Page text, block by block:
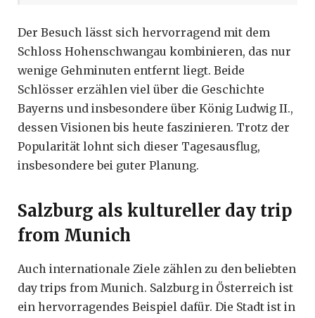
Der Besuch lässt sich hervorragend mit dem
Schloss Hohenschwangau kombinieren, das nur
wenige Gehminuten entfernt liegt. Beide
Schlösser erzählen viel über die Geschichte
Bayerns und insbesondere über König Ludwig II.,
dessen Visionen bis heute faszinieren. Trotz der
Popularität lohnt sich dieser Tagesausflug,
insbesondere bei guter Planung.
Salzburg als kultureller day trip
from Munich
Auch internationale Ziele zählen zu den beliebten
day trips from Munich. Salzburg in Österreich ist
ein hervorragendes Beispiel dafür. Die Stadt ist in